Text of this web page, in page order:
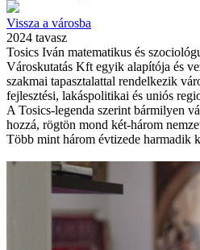
Vissza a városba
2024 tavasz
Tosics Iván matematikus és
Városkutatás Kft egyik alapítója és
szakmai tapasztalattal rendelkezik
fejlesztési, lakáspolitikai és uniós
A Tosics-legenda szerint bármilyen
hozzá, rögtön mond két-három
Több mint három évtizede harmadik